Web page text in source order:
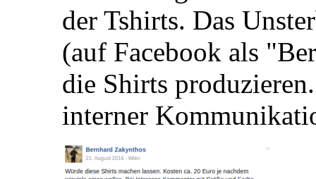
der Tshirts. Das
(auf Facebook als
die Shirts
interner